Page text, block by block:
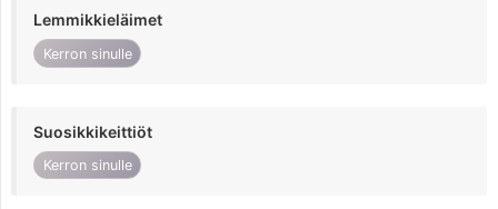
Lemmikkieläimet
Kerron sinulle
Suosikkikeittiöt
Kerron sinulle